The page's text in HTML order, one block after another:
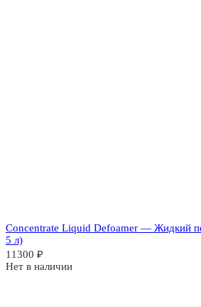
Concentrate Liquid Defoamer — Жидкий
5 л)
11300 ₽
Нет в наличии